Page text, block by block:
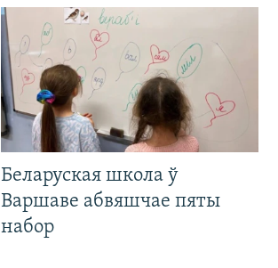
Беларуская школа ў
Варшаве абвяшчае пяты
набор